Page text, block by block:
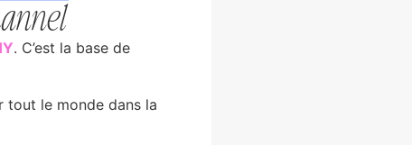
. C’est la base de
tout le monde dans la